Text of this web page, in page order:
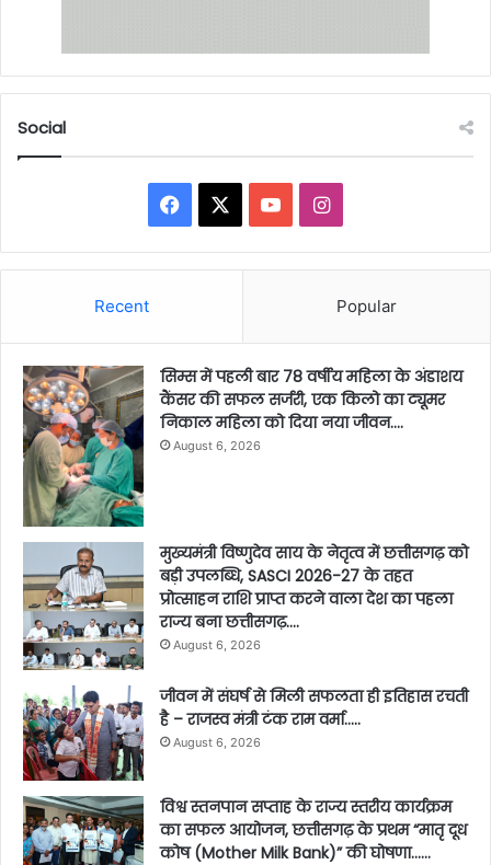
Social
Facebook YouTubeInstagram
Recent Popular
सिम्स में पहली बार 78 वर्षीय महिला के अंडाशय
कैंसर की सफल सर्जरी, एक किलो का ट्यूमर
निकाल महिला को दिया नया जीवन….
August 6, 2026
मुख्यमंत्री विष्णुदेव साय के नेतृत्व में छत्तीसगढ़ को
बड़ी उपलब्धि, SASCI 2026-27 के तहत
प्रोत्साहन राशि प्राप्त करने वाला देश का पहला
राज्य बना छत्तीसगढ़….
August 6, 2026
जीवन में संघर्ष से मिली सफलता ही इतिहास रचती
है – राजस्व मंत्री टंक राम वर्मा…..
August 6, 2026
विश्व स्तनपान सप्ताह के राज्य स्तरीय कार्यक्रम
का सफल आयोजन, छत्तीसगढ़ के प्रथम “मातृ दूध
कोष (Mother Milk Bank)” की घोषणा……